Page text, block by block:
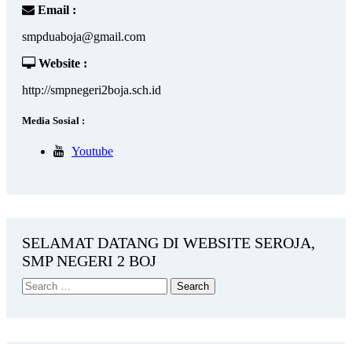
Email :
smpduaboja@gmail.com
Website :
http://smpnegeri2boja.sch.id
Media Sosial :
Youtube
SELAMAT DATANG DI WEBSITE SEROJA,
SMP NEGERI 2 BOJ